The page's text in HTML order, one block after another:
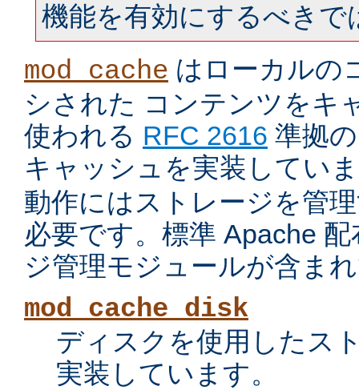
機能を有効にするべきで
mod_cache はローカルの
シされた コンテンツをキ
使われる RFC 2616 準拠
キャッシュを実装してい
動作にはストレージを管
必要です。標準 Apache
ジ管理モジュールが含ま
mod_cache_disk
ディスクを使用したス
実装しています。